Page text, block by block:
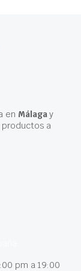
en Málagay
a
pm a 19:00